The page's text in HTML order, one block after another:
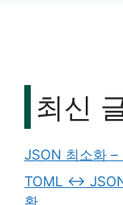
최신
JSON 최소화 –
TOML ↔